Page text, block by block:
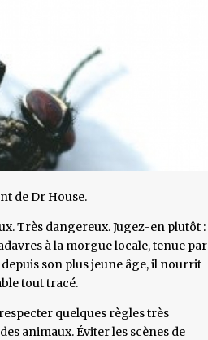
de Dr House.
Très dangereux. Jugez-en plutôt :
à la morgue locale, tenue par
son plus jeune âge, il nourrit
tout tracé.
quelques règles très
animaux. Éviter les scènes de